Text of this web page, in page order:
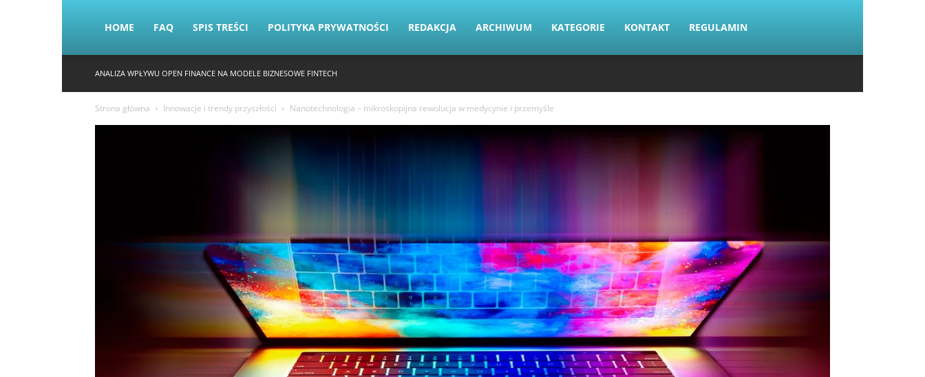
HOME FAQ SPIS TREŚCI POLITYKA PRYWATNOŚCI REDAKCJA ARCHIWUM KATEGORIE KONTAKT REGULAMIN
ANALIZA WPŁYWU OPEN FINANCE NA MODELE BIZNESOWE FINTECH
Strona główna Innowacje i trendy przyszłości Nanotechnologia – mikroskopijna rewolucja w medycynie i przemyśle